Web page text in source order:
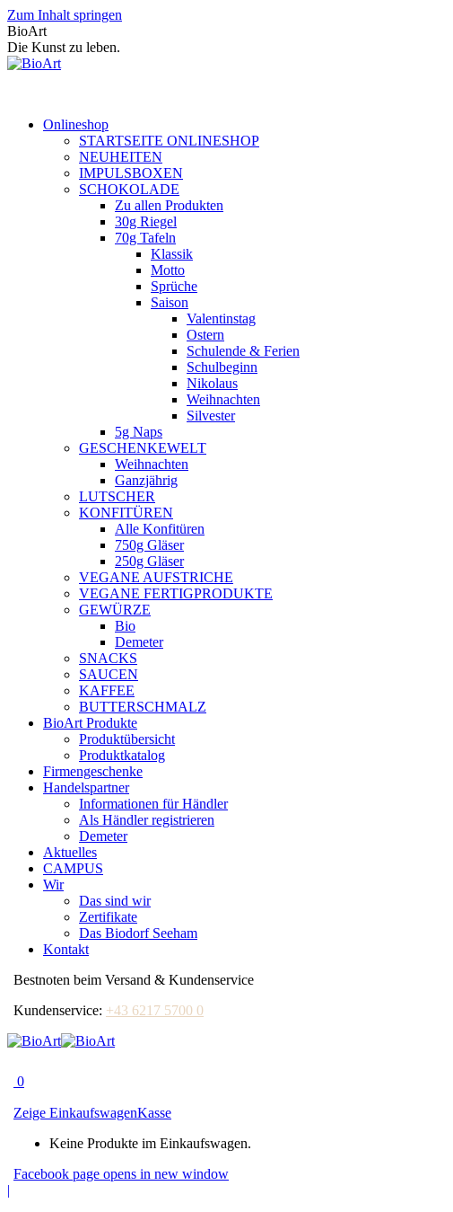
Zum Inhalt springen
BioArt
Die Kunst zu leben.
Onlineshop
STARTSEITE ONLINESHOP
NEUHEITEN
IMPULSBOXEN
SCHOKOLADE
Zu allen Produkten
30g Riegel
70g Tafeln
Klassik
Motto
Sprüche
Saison
Valentinstag
Ostern
Schulende & Ferien
Schulbeginn
Nikolaus
Weihnachten
Silvester
5g Naps
GESCHENKEWELT
Weihnachten
Ganzjährig
LUTSCHER
KONFITÜREN
Alle Konfitüren
750g Gläser
250g Gläser
VEGANE AUFSTRICHE
VEGANE FERTIGPRODUKTE
GEWÜRZE
Bio
Demeter
SNACKS
SAUCEN
KAFFEE
BUTTERSCHMALZ
BioArt Produkte
Produktübersicht
Produktkatalog
Firmengeschenke
Handelspartner
Informationen für Händler
Als Händler registrieren
Demeter
Aktuelles
CAMPUS
Wir
Das sind wir
Zertifikate
Das Biodorf Seeham
Kontakt
Bestnoten beim Versand & Kundenservice
Kundenservice: +43 6217 5700 0
0
Zeige EinkaufswagenKasse
Keine Produkte im Einkaufswagen.
Facebook page opens in new window
|